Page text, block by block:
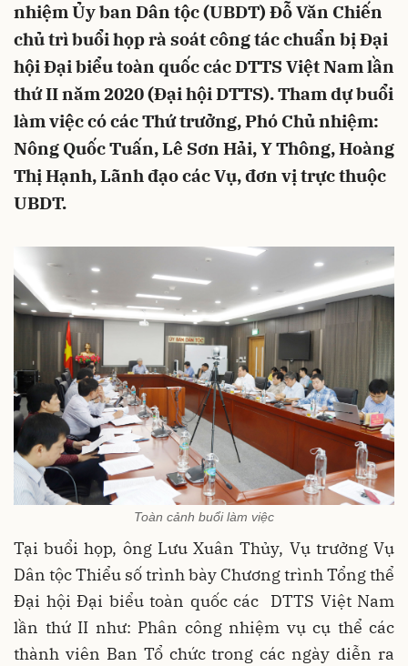
nhiệm Ủy ban Dân tộc (UBDT) Đỗ Văn Chiến
chủ trì buổi họp rà soát công tác chuẩn bị Đại
hội Đại biểu toàn quốc các DTTS Việt Nam lần
thứ II năm 2020 (Đại hội DTTS). Tham dự buổi
làm việc có các Thứ trưởng, Phó Chủ nhiệm:
Nông Quốc Tuấn, Lê Sơn Hải, Y Thông, Hoàng
Thị Hạnh, Lãnh đạo các Vụ, đơn vị trực thuộc
UBDT.
Toàn cảnh buổi làm việc
Tại buổi họp, ông Lưu Xuân Thủy, Vụ trưởng Vụ
Dân tộc Thiểu số trình bày Chương trình Tổng thể
Đại hội Đại biểu toàn quốc các DTTS Việt Nam
lần thứ II như: Phân công nhiệm vụ cụ thể các
thành viên Ban Tổ chức trong các ngày diễn ra